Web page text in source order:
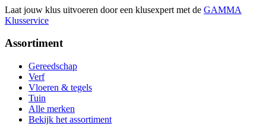
Laat jouw klus uitvoeren door een klusexpert met de GAMMA
Klusservice
Assortiment
Gereedschap
Verf
Vloeren & tegels
Tuin
Alle merken
Bekijk het assortiment